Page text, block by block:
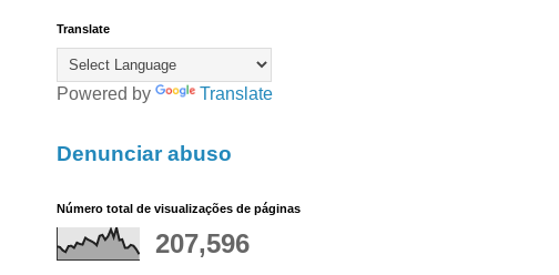
Translate
Powered by Translate
Denunciar abuso
Número total de visualizações de páginas
207,596